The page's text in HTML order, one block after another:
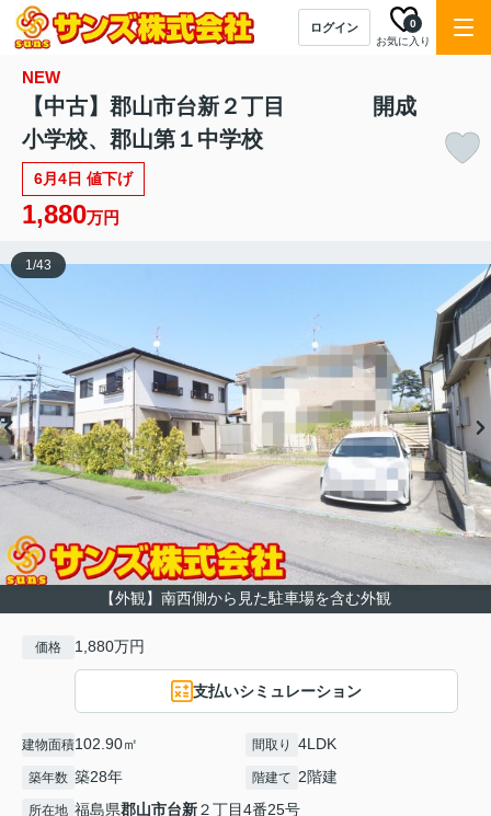
ログイン
お気に入り
0
NEW
【中古】郡山市台新２丁目 開成
小学校、郡山第１中学校
6月4日 値下げ
1,880万円
【外観】南西側から見た駐車場を含む外観
1/43
価格 1,880万円
支払いシミュレーション
建物面積102.90㎡ 間取り 4LDK
築年数 築28年 階建て 2階建
所在地 福島県郡山市台新２丁目4番25号